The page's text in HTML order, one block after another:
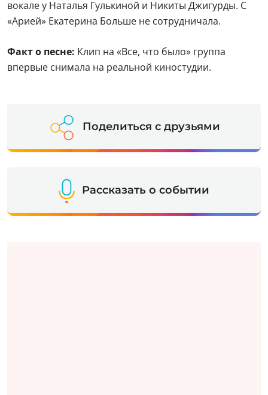
вокале у Наталья Гулькиной и Никиты Джигурды. С
«Арией» Екатерина Больше не сотрудничала.
Факт о песне: Клип на «Все, что было» группа
впервые снимала на реальной киностудии.
Поделиться с друзьями
Рассказать о событии